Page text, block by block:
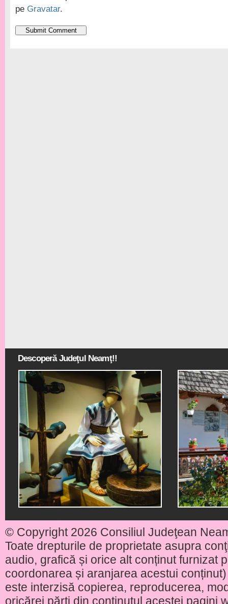
pe Gravatar.
Descoperă Judeţul Neamţ!!
© Copyright 2026 Consiliul Judeţean
Toate drepturile de proprietate asupra
audio, grafică și orice alt conținut furnizat
coordonarea și aranjarea acestui
este interzisă copierea, reproducerea,
oricărei părţi din conținutul acestei pagini